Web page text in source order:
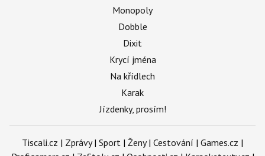
Monopoly
Dobble
Dixit
Krycí jména
Na křídlech
Karak
Jízdenky, prosím!
Tiscali.cz | Zprávy| Sport | Ženy| Cestování | Games.cz |